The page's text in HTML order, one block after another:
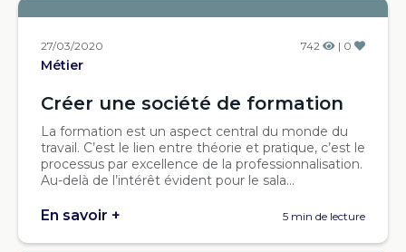
27/03/2020 742 | 0
Métier
Créer une société de formation
La formation est un aspect central du monde du
travail. C’est le lien entre théorie et pratique, c’est le
processus par excellence de la professionnalisation.
Au-delà de l’intérêt évident pour le sala...
En savoir + 5 min de lecture